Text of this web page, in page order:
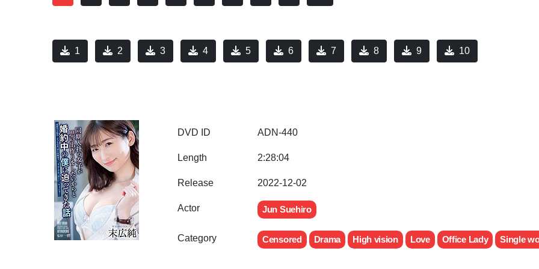
1 2 3 4 5 6 7 8 9 10
DVD ID ADN-440
Length 2:28:04
Release 2022-12-02
Actor Jun Suehiro
Category Censored Drama High vision Love Office Lady Single